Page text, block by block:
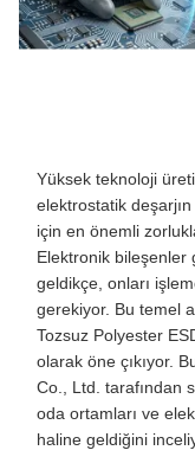
Yüksek teknoloji
elektrostatik
için en önemli
Elektronik bileşenler
geldikçe, onları
gerekiyor. Bu temel
Tozsuz Polyester
olarak öne çıkıyor.
Co., Ltd. tarafından
oda ortamları ve
haline geldiğini